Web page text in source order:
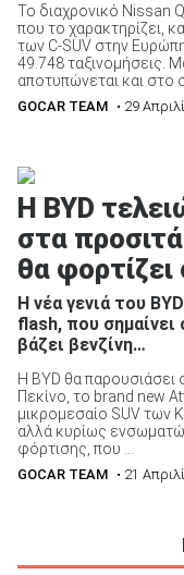
Το διαχρονικό Nissan
που το χαρακτηρίζει,
των C-SUV στην
49.748 ταξινομήσεις.
αποτυπώνεται και στο
GOCAR TEAM • 29
H BYD
στα
θα
Η νέα γενιά του
flash, που σημαίνει
βάζει βενζίνη…
Η BYD θα παρουσιάσει
Πεκίνο, το brand new
μικρομεσαίο SUV των
αλλά κυρίως
φόρτισης, που ...
GOCAR TEAM • 21